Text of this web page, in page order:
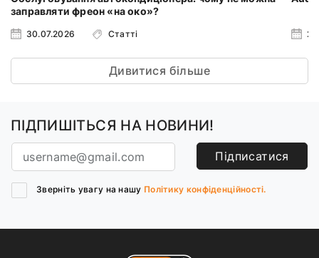
заправляти фреон «на око»?
30.07.2026 Статті
Дивитися більше
ПІДПИШІТЬСЯ НА НОВИНИ!
Підписатися
Зверніть увагу на нашу Політику конфіденційності.